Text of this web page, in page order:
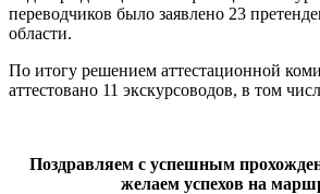
переводчиков было заявлено 23
области.
По итогу решением аттестационной
аттестовано 11 экскурсоводов, в том
Поздравляем с успешным
желаем успехов на